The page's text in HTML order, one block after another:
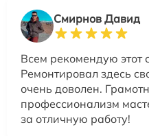
Смирнов Давид
Всем рекомендую этот
Ремонтировал здесь
очень доволен.
профессионализм
за отличную работу!